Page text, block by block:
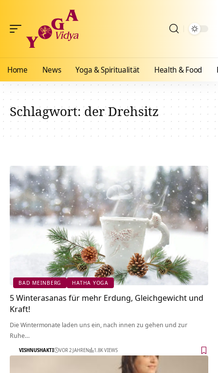
Home News Yoga & Spiritualität Health & Food
Schlagwort:der Drehsitz
BAD MEINBERG HATHA YOGA
5 Winterasanas für mehr Erdung, Gleichgewicht und
Kraft!
Die Wintermonate laden uns ein, nach innen zu gehen und zur
Ruhe…
VISHNUSHAKTI VOR 2 JAHREN 1.8K VIEWS